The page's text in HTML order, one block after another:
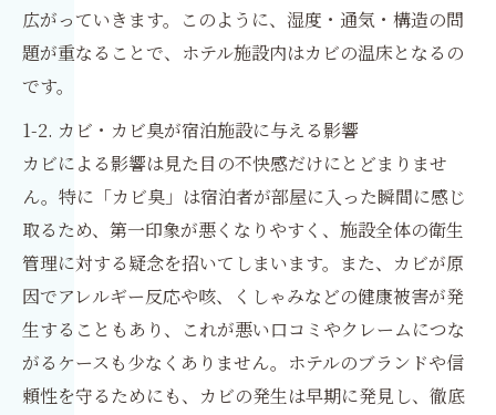
広がっていきます。このように、湿度・通気・構造の問
題が重なることで、ホテル施設内はカビの温床となるの
です。
1-2. カビ・カビ臭が宿泊施設に与える影響
カビによる影響は見た目の不快感だけにとどまりませ
ん。特に「カビ臭」は宿泊者が部屋に入った瞬間に感じ
取るため、第一印象が悪くなりやすく、施設全体の衛生
管理に対する疑念を招いてしまいます。また、カビが原
因でアレルギー反応や咳、くしゃみなどの健康被害が発
生することもあり、これが悪い口コミやクレームにつな
がるケースも少なくありません。ホテルのブランドや信
頼性を守るためにも、カビの発生は早期に発見し、徹底